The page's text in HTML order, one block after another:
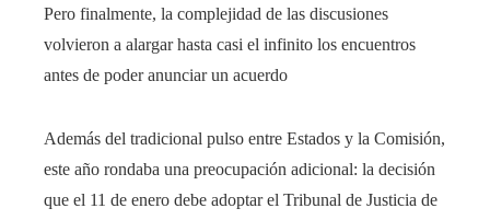
Pero finalmente, la complejidad de las discusiones
volvieron a alargar hasta casi el infinito los encuentros
antes de poder anunciar un acuerdo
Además del tradicional pulso entre Estados y la Comisión,
este año rondaba una preocupación adicional: la decisión
que el 11 de enero debe adoptar el Tribunal de Justicia de